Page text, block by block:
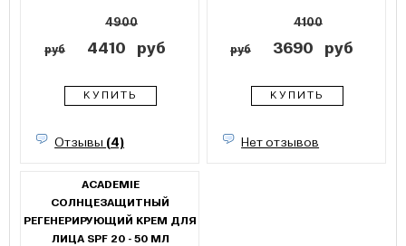
4900
руб 4410 руб
КУПИТЬ
Отзывы (4)
4100
руб 3690 руб
КУПИТЬ
Нет отзывов
ACADEMIE
СОЛНЦЕЗАЩИТНЫЙ
РЕГЕНЕРИРУЮЩИЙ КРЕМ ДЛЯ
ЛИЦА SPF 20 - 50 МЛ